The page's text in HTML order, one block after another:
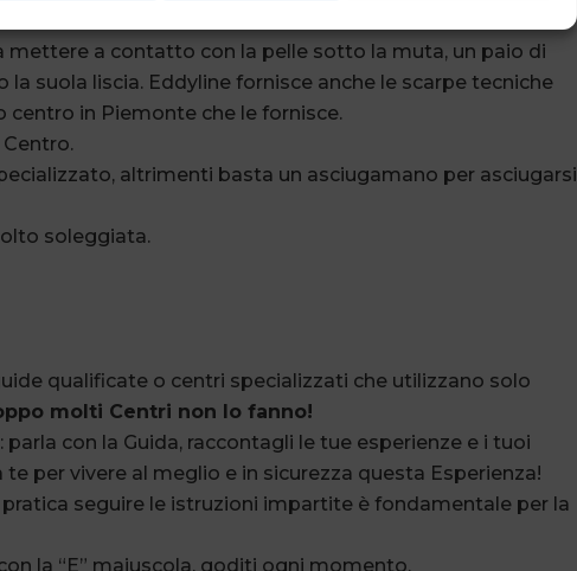
a contatto con la pelle sotto la muta, un paio di
suola liscia. Eddyline fornisce anche le scarpe tecniche
centro in Piemonte che le fornisce.
altrimenti basta un asciugamano per asciugarsi
soleggiata.
qualificate o centri specializzati che utilizzano solo
molti Centri non lo fanno!
con la Guida, raccontagli le tue esperienze e i tuoi
per vivere al meglio e in sicurezza questa Esperienza!
seguire le istruzioni impartite è fondamentale per la
la “E” maiuscola, goditi ogni momento.